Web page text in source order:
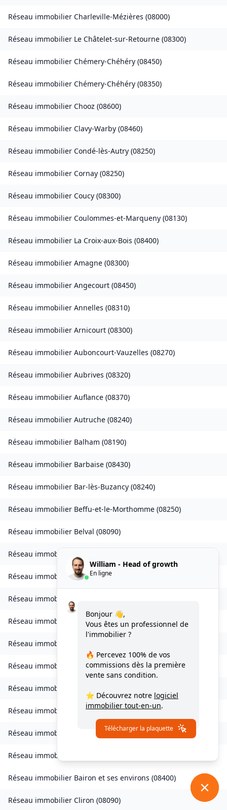
Réseau immobilier Charleville-Mézières (08000)
Réseau immobilier Le Châtelet-sur-Retourne (08300)
Réseau immobilier Chémery-Chéhéry (08450)
Réseau immobilier Chémery-Chéhéry (08350)
Réseau immobilier Chooz (08600)
Réseau immobilier Clavy-Warby (08460)
Réseau immobilier Condé-lès-Autry (08250)
Réseau immobilier Cornay (08250)
Réseau immobilier Coucy (08300)
Réseau immobilier Coulommes-et-Marqueny (08130)
Réseau immobilier La Croix-aux-Bois (08400)
Réseau immobilier Amagne (08300)
Réseau immobilier Angecourt (08450)
Réseau immobilier Annelles (08310)
Réseau immobilier Arnicourt (08300)
Réseau immobilier Auboncourt-Vauzelles (08270)
Réseau immobilier Aubrives (08320)
Réseau immobilier Auflance (08370)
Réseau immobilier Autruche (08240)
Réseau immobilier Balham (08190)
Réseau immobilier Barbaise (08430)
Réseau immobilier Bar-lès-Buzancy (08240)
Réseau immobilier Beffu-et-le-Morthomme (08250)
Réseau immobilier Belval (08090)
Réseau immobilier
Réseau immobilierBourcq (08400
Réseau immobilier
Réseau immobilier Brévilly( 08140)
Réseau immobilier
Réseau immobilier Chagny(08430)
Réseau immobilier
Réseau immobilier Chardeny(08400)
Réseau immobilier Chatel-Chéhéry(08250)
Réseau immobilier
Réseau immobilier Bairon et ses environs (08400)
Réseau immobilier Cliron (08090)
William - Head of growth
En ligne
Bonjour 👋,
Vous êtes un professionnel de
l'immobilier ?
🔥 Percevez 100% de vos
commissions dès la première
vente sans condition.
⭐ Découvrez notre logiciel
immobilier tout-en-un.
Télécharger la plaquette